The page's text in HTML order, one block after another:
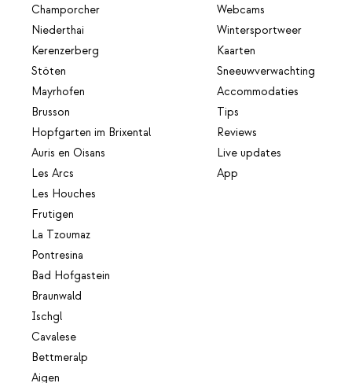
Champorcher
Niederthai
Kerenzerberg
Stöten
Mayrhofen
Brusson
Hopfgarten im Brixental
Auris en Oisans
Les Arcs
Les Houches
Frutigen
La Tzoumaz
Pontresina
Bad Hofgastein
Braunwald
Ischgl
Cavalese
Bettmeralp
Aigen
Webcams
Wintersportweer
Kaarten
Sneeuwverwachting
Accommodaties
Tips
Reviews
Live updates
App